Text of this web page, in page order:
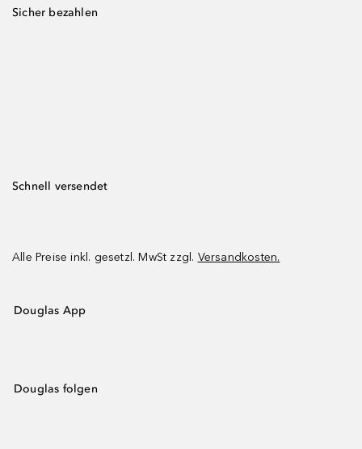
Sicher bezahlen
Schnell versendet
Alle Preise inkl. gesetzl. MwSt zzgl. Versandkosten.
Douglas App
Douglas folgen